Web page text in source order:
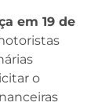
em 19 de
o